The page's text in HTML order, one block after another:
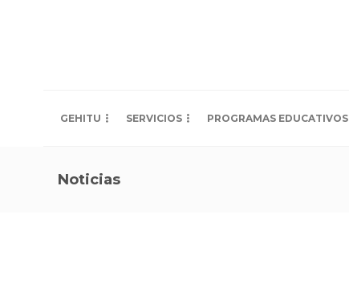
GEHITU SERVICIOS PROGRAMAS EDUCATIVOS
Noticias